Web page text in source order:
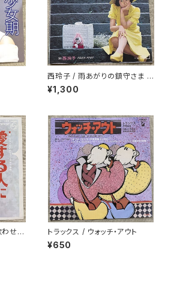
西玲子 / 雨あがりの鎮守さま プ
ロモ
¥1,300
せな
トラックス / ウォッチ・アウト
¥650